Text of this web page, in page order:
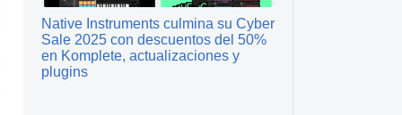
Native Instruments culmina su Cyber
Sale 2025 con descuentos del 50%
en Komplete, actualizaciones y
plugins